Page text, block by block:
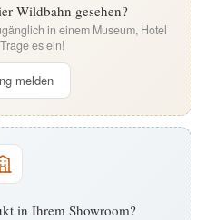
Wildbahn gesehen?
in einem Museum, Hotel
es ein!
melden
in Ihrem Showroom?